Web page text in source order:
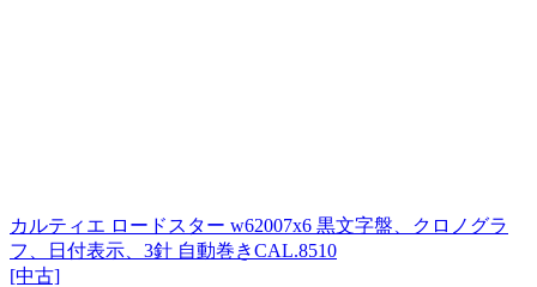
カルティエ ロードスター w62007x6 黒文字盤、クロノグラ
フ、日付表示、3針 自動巻きCAL.8510
[中古]